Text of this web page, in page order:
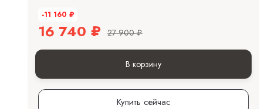
-11 160 ₽
16 740 ₽ 27 900 ₽
В корзину
Купить сейчас